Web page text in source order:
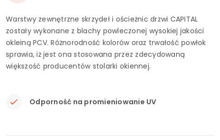
Warstwy zewnętrzne skrzydeł i ościeżnic drzwi CAPITAL
zostały wykonane z blachy powleczonej wysokiej jakości
okleiną PCV. Różnorodność kolorów oraz trwałość powłok
sprawia, iż jest ona stosowana przez zdecydowaną
większość producentów stolarki okiennej.
Odporność na promieniowanie UV